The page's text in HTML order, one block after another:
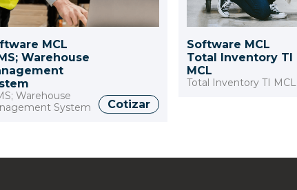
MCL
Warehouse
Warehouse
System
Cotizar
Software MCL
Total Inventory TI
MCL
Total Inventory TI MCL